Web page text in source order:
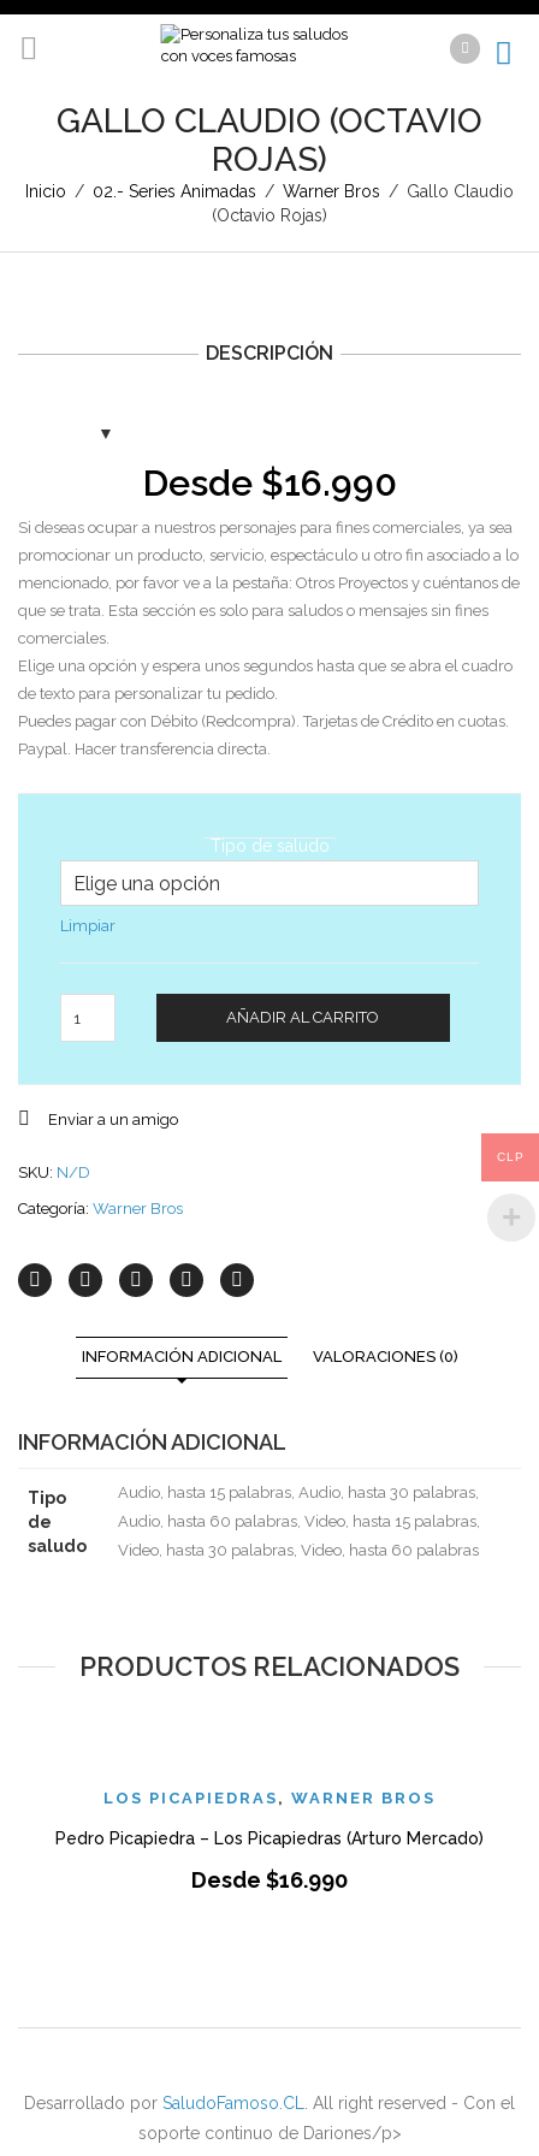
GALLO CLAUDIO (OCTAVIO
ROJAS)
Inicio / 02.- Series Animadas / Warner Bros / Gallo Claudio
(Octavio Rojas)
DESCRIPCIÓN
Desde $16.990
Si deseas ocupar a nuestros personajes para fines comerciales, ya sea
promocionar un producto, servicio, espectáculo u otro fin asociado a lo
mencionado, por favor ve a la pestaña: Otros Proyectos y cuéntanos de
que se trata. Esta sección es solo para saludos o mensajes sin fines
comerciales.
Elige una opción y espera unos segundos hasta que se abra el cuadro
de texto para personalizar tu pedido.
Puedes pagar con Débito (Redcompra). Tarjetas de Crédito en cuotas.
Paypal. Hacer transferencia directa.
Tipo de saludo
Limpiar
AÑADIR AL CARRITO
Enviar a un amigo
SKU: N/D
Categoría: Warner Bros
INFORMACIÓN ADICIONAL VALORACIONES (0)
INFORMACIÓN ADICIONAL
Tipo
de
saludo
Audio, hasta 15 palabras, Audio, hasta 30 palabras,
Audio, hasta 60 palabras, Video, hasta 15 palabras,
Video, hasta 30 palabras, Video, hasta 60 palabras
PRODUCTOS RELACIONADOS
LOS PICAPIEDRAS , WARNER BROS
Pedro Picapiedra – Los Picapiedras (Arturo Mercado)
Desde $16.990
Desarrollado por SaludoFamoso.CL
. All right reserved - Con el
soporte continuo de Dariones/p>
CLP